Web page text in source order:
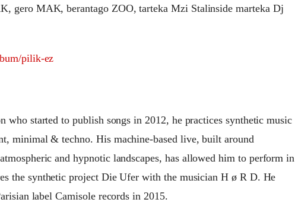
gero MAK, berantago ZOO, tarteka Mzi Stalinside marteka Dj
pilik-ez
who started to publish songs in 2012, he practices synthetic music
minimal & techno. His machine-based live, built around
and hypnotic landscapes, has allowed him to perform in
the synthetic project Die Ufer with the musician H ø R D. He
label Camisole records in 2015.